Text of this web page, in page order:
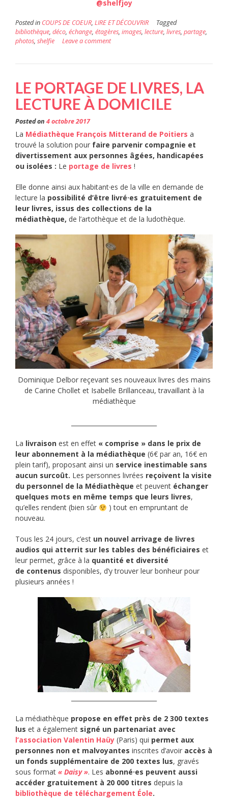
@shelfjoy
Posted in COUPS DE COEUR, LIRE ET DÉCOUVRIR
Tagged
bibliothèque, déco, échange, étagères, images, lecture, livres, partage,
photos, shelfie Leave a comment
LE PORTAGE DE LIVRES, LA
LECTURE À DOMICILE
Posted on 4 octobre 2017
La Médiathèque François Mitterand de Poitiers a
trouvé la solution pour faire parvenir compagnie et
divertissement aux personnes âgées, handicapées
ou isolées : Le portage de livres !
Elle donne ainsi aux habitant·es de la ville en demande de
lecture la possibilité d’être livré·es gratuitement de
leur livres, issus des collections de la
médiathèque, de l’artothèque et de la ludothèque.
Dominique Delbor reçevant ses nouveaux livres des mains
de Carine Chollet et Isabelle Brillanceau, travaillant à la
médiathèque
La livraison est en effet « comprise » dans le prix de
leur abonnement à la médiathèque (6€ par an, 16€ en
plein tarif), proposant ainsi un service inestimable sans
aucun surcoût. Les personnes livrées reçoivent la visite
du personnel de la Médiathèque et peuvent échanger
quelques mots en même temps que leurs livres,
qu’elles rendent (bien sûr
) tout en empruntant de
nouveau.
Tous les 24 jours, c’est un nouvel arrivage de livres
audios qui atterrit sur les tables des bénéficiaires et
leur permet, grâce à la quantité et diversité
de contenus disponibles, d’y trouver leur bonheur pour
plusieurs années !
La médiathèque propose en effet près de 2 300 textes
lus et a également signé un partenariat avec
l’association Valentin Haüy (Paris) qui permet aux
personnes non et malvoyantes inscrites d’avoir accès à
un fonds supplémentaire de 200 textes lus, gravés
sous format « Daisy ». Les abonné·es peuvent aussi
accéder gratuitement à 20 000 titres depuis la
bibliothèque de téléchargement Éole.